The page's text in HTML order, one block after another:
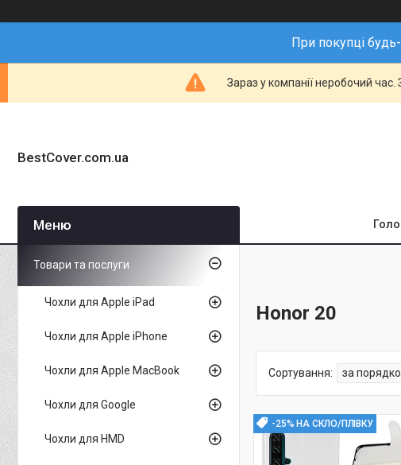
При покупці
Зараз у компанії неробочий
BestCover.com.ua
Honor 20
-25% НА СКЛО/ПЛІВКУ
Товари та послуги
Чохли для Apple iPad
Чохли для Apple iPhone
Чохли для Apple MacBook
Чохли для Google
Чохли для HMD